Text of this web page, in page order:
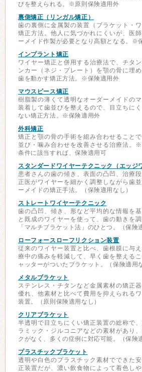
びを整えられる。※原則保険適用外
裏側矯正（リンガル矯正）
歯の裏側に金属製の装置（ブラケット・
矯正方法。他人に気づかれにくいが、医
ーメイド作製が必要となり高額となる。※
インプラント矯正
ワイヤー矯正と併用する治療法で、チタ
ンカー（ネジ・プレート）を顎の骨に埋
歯を動かす矯正方法。※保険適用外
マウスピース矯正
樹脂製の薄くて透明なオーダーメイドの
装着して歯並びを整えるので、目立ちに
ない矯正方法。※保険適用外
外科矯正
矯正と顎の骨の手術を組み合わせること
並び・噛み合わせを改善させる治療法。
条件に該当すれば、保険適用可
スタンダードワイヤーテクニック（エッジ
患者さんの歯の傾き、表面の凸凹、治療
正医がワイヤーを細かく調整しながら歯
ーメイドの矯正手法。（保険適用なし）
ストレートワイヤーテクニック
歯の凸凹、傾き、形など平均的な情報を
と既成のワイヤーを使って、歯の動きを
「マルチブラケット法」のひとつ。（保険
ローフォースローフリクション装置
従来のワイヤー装置と比べ、歯根膜に与
療中の痛みを軽減して、早く歯を整える
ャッターがついたブラケット。（保険適用
メタルブラケット
ステンレス・チタンなど金属素材の矯正
優れ、他素材と比べて費用を抑えられる
装置。（原則保険適用なし）
クリアブラケット
半透明で目立ちにくい矯正装置の総称で
ラミック・ジルコニアなどの素材があり
クがなく、多くの症例に対応可能。（保険
プラスチックブラケット
透明や白色のプラスチック素材でできた
正装置だが、濃い飲食物によって着色し